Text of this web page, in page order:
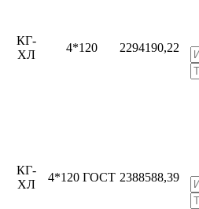
КГ-
ХЛ
4*120 2294190,22
КГ-
ХЛ
4*120 ГОСТ 2388588,39